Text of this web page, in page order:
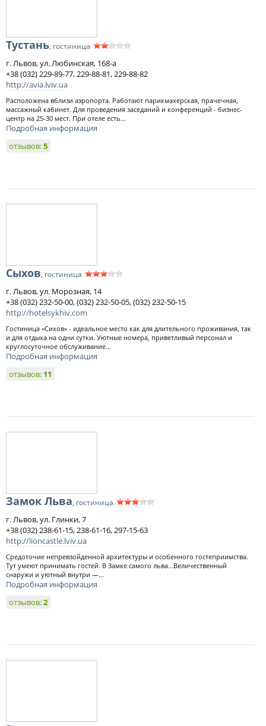
Тустань, гостиница
г. Львов, ул. Любинская, 168-а
+38 (032) 229-89-77, 229-88-81, 229-88-82
http://avia.lviv.ua
Расположена вблизи аэропорта. Работают парикмахерская, прачечная,
массажный кабинет. Для проведения заседаний и конференций - бизнес-
центр на 25-30 мест. При отеле есть...
Подробная информация
отзывов:5
Сыхов, гостиница
г. Львов, ул. Морозная, 14
+38 (032) 232-50-00, (032) 232-50-05, (032) 232-50-15
http://hotelsykhiv.com
Гостиница «Сихов» - идеальное место как для длительного проживания, так
и для отдыха на одни сутки. Уютные номера, приветливый персонал и
круглосуточное обслуживание...
Подробная информация
отзывов: 11
Замок Льва, гостиница
г. Львов, ул. Глинки, 7
+38 (032) 238-61-15, 238-61-16, 297-15-63
http://lioncastle.lviv.ua
Средоточие непревзойденной архитектуры и особенного гостеприимства.
Тут умеют принимать гостей. В Замке самого льва...Величественный
снаружи и уютный внутри —...
Подробная информация
отзывов:2